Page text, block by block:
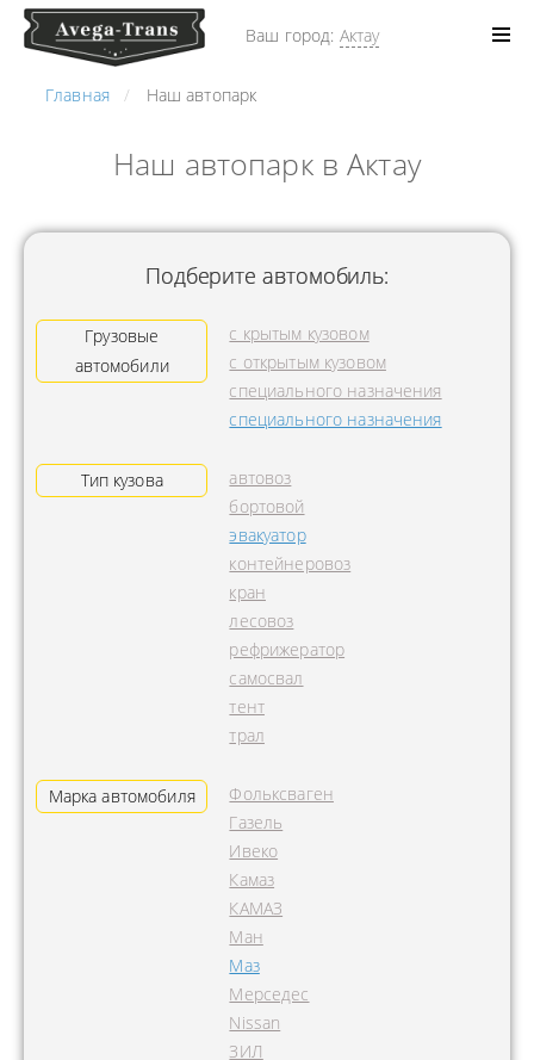
Ваш город: Актау
Главная Наш автопарк
Наш автопарк в Актау
Подберите автомобиль:
Грузовые
автомобили
с крытым кузовом
с открытым кузовом
специального назначения
специального назначения
Тип кузова
автовоз
бортовой
эвакуатор
контейнеровоз
кран
лесовоз
рефрижератор
самосвал
тент
трал
Марка автомобиля
Фольксваген
Газель
Ивеко
Камаз
КАМАЗ
Ман
Маз
Мерседес
Nissan
ЗИЛ